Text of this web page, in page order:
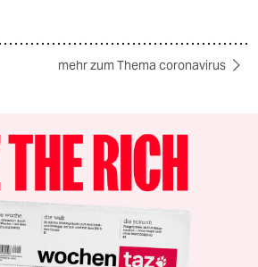
mehr zum Thema coronavirus